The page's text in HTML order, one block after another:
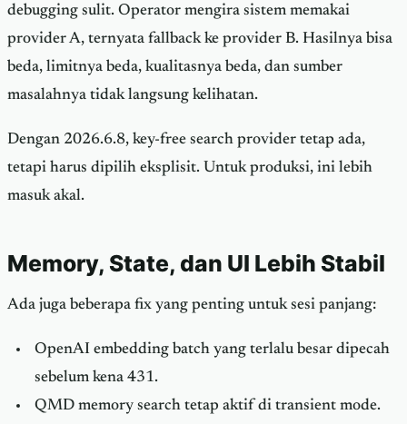
debugging sulit. Operator mengira sistem memakai
provider A, ternyata fallback ke provider B. Hasilnya bisa
beda, limitnya beda, kualitasnya beda, dan sumber
masalahnya tidak langsung kelihatan.
Dengan 2026.6.8, key-free search provider tetap ada,
tetapi harus dipilih eksplisit. Untuk produksi, ini lebih
masuk akal.
Memory, State, dan UI Lebih Stabil
Ada juga beberapa fix yang penting untuk sesi panjang:
OpenAI embedding batch yang terlalu besar dipecah
sebelum kena 431.
QMD memory search tetap aktif di transient mode.